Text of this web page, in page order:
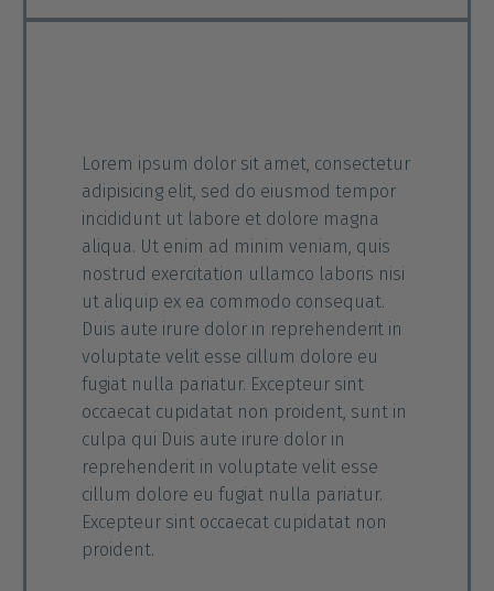
Lorem ipsum dolor sit amet, consectetur
adipisicing elit, sed do eiusmod tempor
incididunt ut labore et dolore magna
aliqua. Ut enim ad minim veniam, quis
nostrud exercitation ullamco laboris nisi
ut aliquip ex ea commodo consequat.
Duis aute irure dolor in reprehenderit in
voluptate velit esse cillum dolore eu
fugiat nulla pariatur. Excepteur sint
occaecat cupidatat non proident, sunt in
culpa qui Duis aute irure dolor in
reprehenderit in voluptate velit esse
cillum dolore eu fugiat nulla pariatur.
Excepteur sint occaecat cupidatat non
proident.